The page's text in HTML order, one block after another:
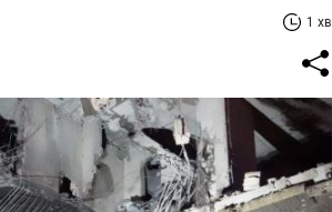
1 хв